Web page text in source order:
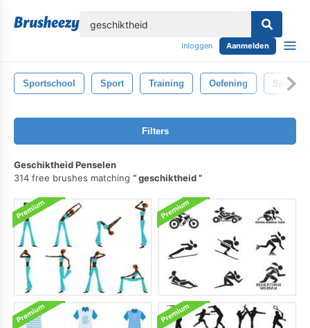
Inloggen Aanmelden
Sportschool Sport Training Oefening Sport-
Filters
Geschiktheid Penselen
314 free brushes matching
geschiktheid